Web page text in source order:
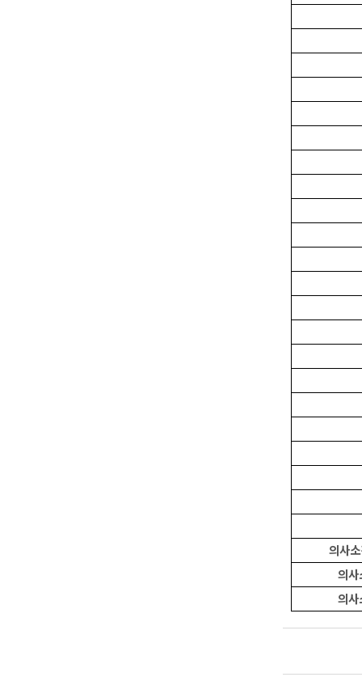
의사
의사
의사